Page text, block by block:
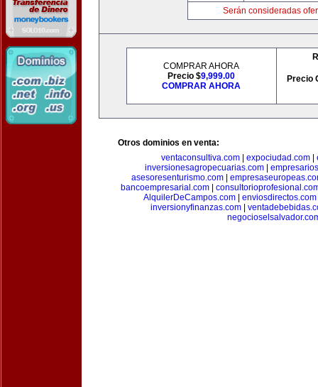
Serán consideradas
COMPRAR AHORA
Precio $9,999.00
COMPRAR AHORA
Precio
Otros dominios en venta:
ventaconsultiva.com
expociudad.com
inversionesagropecuarias.com
asesoresenturismo.com|
bancoempresarial.com
AlquilerDeCampos.com
enviosdirectos.com
inversionyfinanzas.com|